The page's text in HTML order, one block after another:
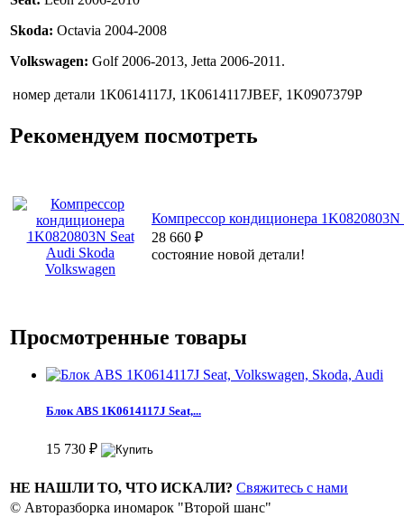
Skoda: Octavia 2004-2008
Volkswagen: Golf 2006-2013, Jetta 2006-2011.
номер детали 1K0614117J, 1K0614117JBEF, 1K0907379P
Рекомендуем посмотреть
Компрессор кондиционера 1K0820803N
28 660 ₽
состояние новой детали!
Просмотренные товары
Блок ABS 1K0614117J Seat,...
15 730 ₽
НЕ НАШЛИ ТО, ЧТО ИСКАЛИ? Свяжитесь с нами
© Авторазборка иномарок "Второй шанс"